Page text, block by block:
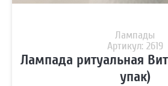
Лампады
Артикул: 2619
Лампада ритуальная
упак)